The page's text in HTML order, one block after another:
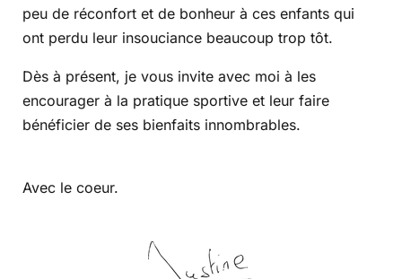
peu de réconfort et de bonheur à ces enfants qui
ont perdu leur insouciance beaucoup trop tôt.
Dès à présent, je vous invite avec moi à les
encourager à la pratique sportive et leur faire
bénéficier de ses bienfaits innombrables.
Avec le coeur.